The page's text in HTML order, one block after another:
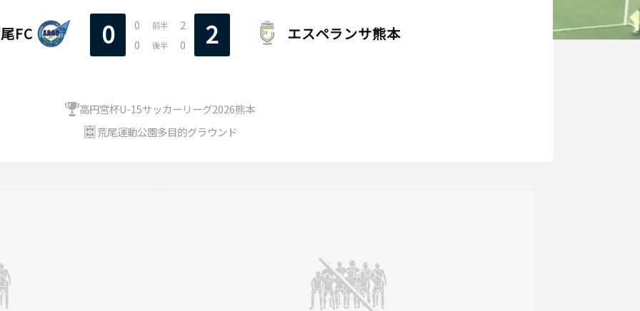
FC 0 0 前半
2
0
後半 0 2 エスペランサ熊本
高円宮杯U-15サッカーリーグ2026熊本
荒尾運動公園多目的グラウンド